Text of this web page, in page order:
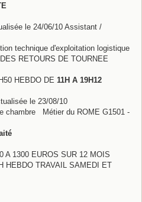
le 24/06/10 Assistant /
technique d'exploitation logistique
RETOURS DE TOURNEE
HEBDO DE 11H A 19H12
le 23/08/10
chambre Métier du ROME G1501 -
A 1300 EUROS SUR 12 MOIS
HEBDO TRAVAIL SAMEDI ET